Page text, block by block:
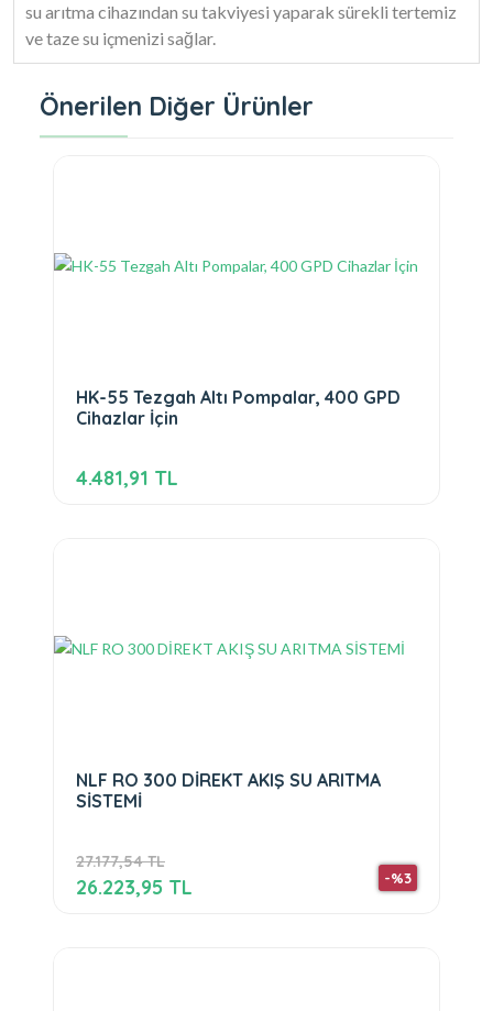
su arıtma cihazından su takviyesi yaparak sürekli tertemiz
ve taze su içmenizi sağlar.
Önerilen Diğer Ürünler
HK-55 Tezgah Altı Pompalar, 400 GPD
Cihazlar İçin
4.481,91 TL
NLF RO 300 DİREKT AKIŞ SU ARITMA
SİSTEMİ
27.177,54 TL
-%3
26.223,95 TL